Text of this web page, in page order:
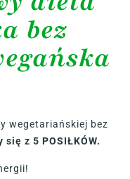
bez
wegetariańskiej bez
się z 5 POSIŁKÓW.